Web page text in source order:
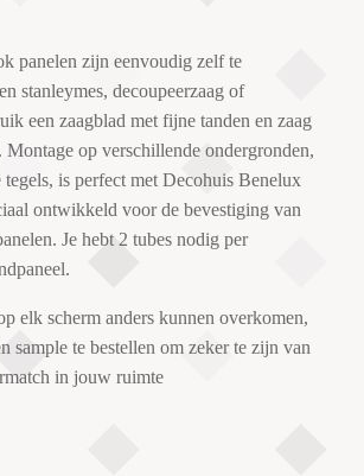
panelen zijn eenvoudig zelf te
stanleymes, decoupeerzaag of
een zaagblad met fijne tanden en zaag
Montage op verschillende ondergronden,
tegels, is perfect met Decohuis Benelux
ontwikkeld voor de bevestiging van
Je hebt 2 tubes nodig per
elk scherm anders kunnen overkomen,
sample te bestellen om zeker te zijn van
in jouw ruimte